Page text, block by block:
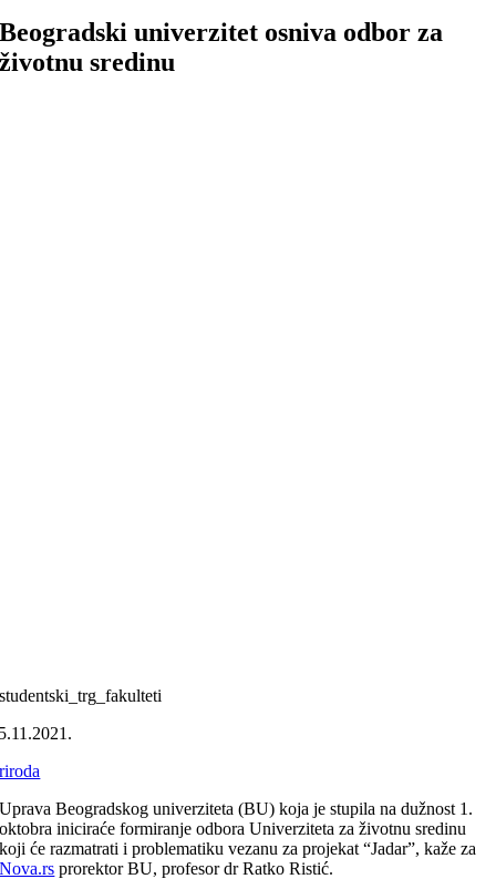
Beogradski univerzitet osniva odbor za
životnu sredinu
studentski_trg_fakulteti
Uprava Beogradskog univerziteta (BU) koja je stupila na dužnost 1.
oktobra iniciraće formiranje odbora Univerziteta za životnu sredinu
koji će razmatrati i problematiku vezanu za projekat “Jadar”, kaže za
Nova.rs prorektor BU, profesor dr Ratko Ristić.